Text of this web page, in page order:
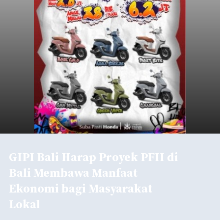
GIPI Bali Harap Proyek PFII di
Bali Membawa Manfaat
Ekonomi bagi Masyarakat
Lokal